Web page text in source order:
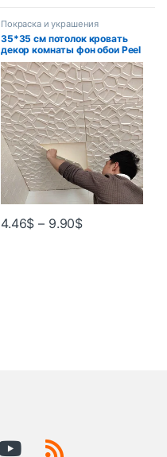
Покраска и украшения
35*35 см потолок кровать
декор комнаты фон обои Peel
and Stick водостойкие
украшения наклейки на стену
анти-столкновение 3d дом
4.46$ – 9.90$